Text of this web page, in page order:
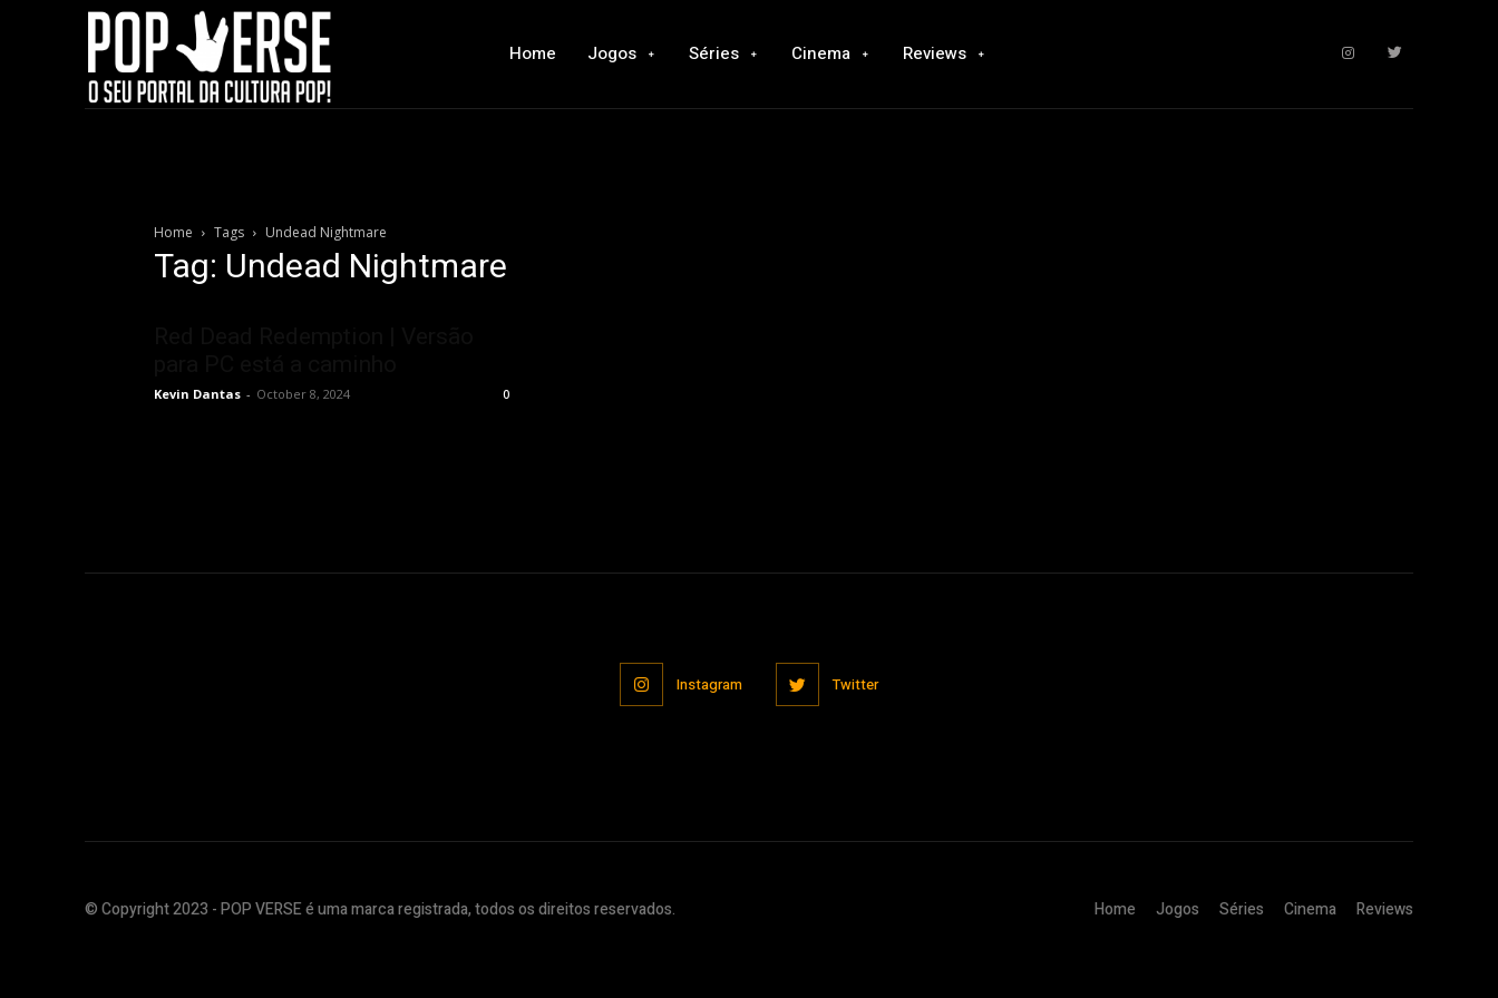
Home Jogos Séries Cinema Reviews
Home Tags Undead Nightmare
Tag: Undead Nightmare
Kevin Dantas - October 8, 2024 0
Instagram Twitter
© Copyright 2023 - POP VERSE é uma marca registrada, todos os direitos reservados. Home Jogos Séries Cinema Reviews